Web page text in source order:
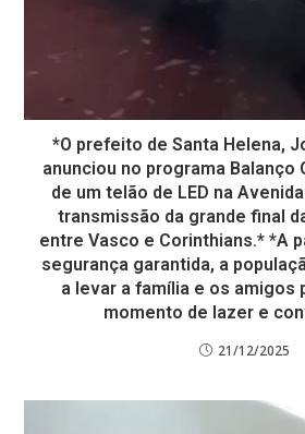
*O prefeito de Santa Helena,
anunciou no programa Balanço
de um telão de LED na
transmissão da grande final
entre Vasco e Corinthians.* *A
segurança garantida, a
a levar a família e os amigos
momento de lazer e
21/12/2025